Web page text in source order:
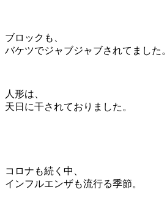
ブロックも、
バケツでジャブジャブされてました。
人形は、
天日に干されておりました。
コロナも続く中、
インフルエンザも流行る季節。